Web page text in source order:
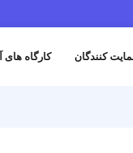
کارگاه های آموزشی